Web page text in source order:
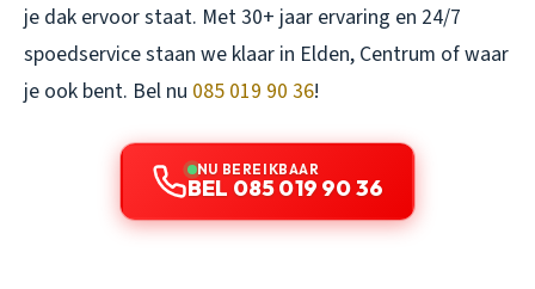
je dak ervoor staat. Met 30+ jaar ervaring en 24/7
spoedservice staan we klaar in Elden, Centrum of waar
je ook bent. Bel nu 085 019 90 36!
NU BEREIKBAAR
BEL 085 019 90 36